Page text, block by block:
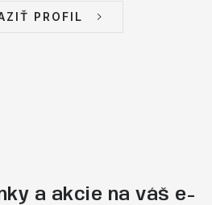
PROFIL
a akcie na váš e-